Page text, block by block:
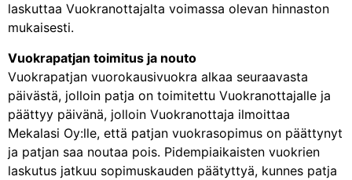
laskuttaa Vuokranottajalta voimassa olevan hinnaston
mukaisesti.
Vuokrapatjan toimitus ja nouto
Vuokrapatjan vuorokausivuokra alkaa seuraavasta
päivästä, jolloin patja on toimitettu Vuokranottajalle ja
päättyy päivänä, jolloin Vuokranottaja ilmoittaa
Mekalasi Oy:lle, että patjan vuokrasopimus on päättynyt
ja patjan saa noutaa pois. Pidempiaikaisten vuokrien
laskutus jatkuu sopimuskauden päätyttyä, kunnes patja